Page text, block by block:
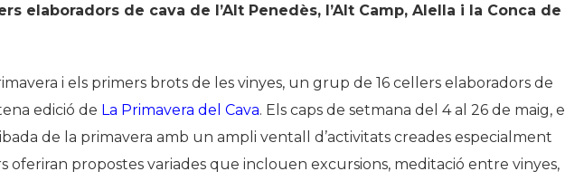
elaboradors de cava de l’Alt Penedès, l’Alt Camp, Alella i la Conca de
i els primers brots de les vinyes, un grup de 16 cellers elaboradors de
edició de La Primavera del Cava. Els caps de setmana del 4 al 26 de maig,
de la primavera amb un ampli ventall d’activitats creades especialment
oferiran propostes variades que inclouen excursions, meditació entre vinyes,